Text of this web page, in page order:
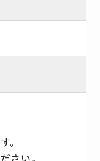
。
さい。